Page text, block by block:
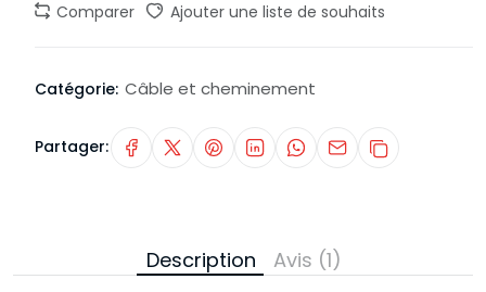
Comparer Ajouter une liste de souhaits
Catégorie: Câble et cheminement
Partager:
Description Avis (1)